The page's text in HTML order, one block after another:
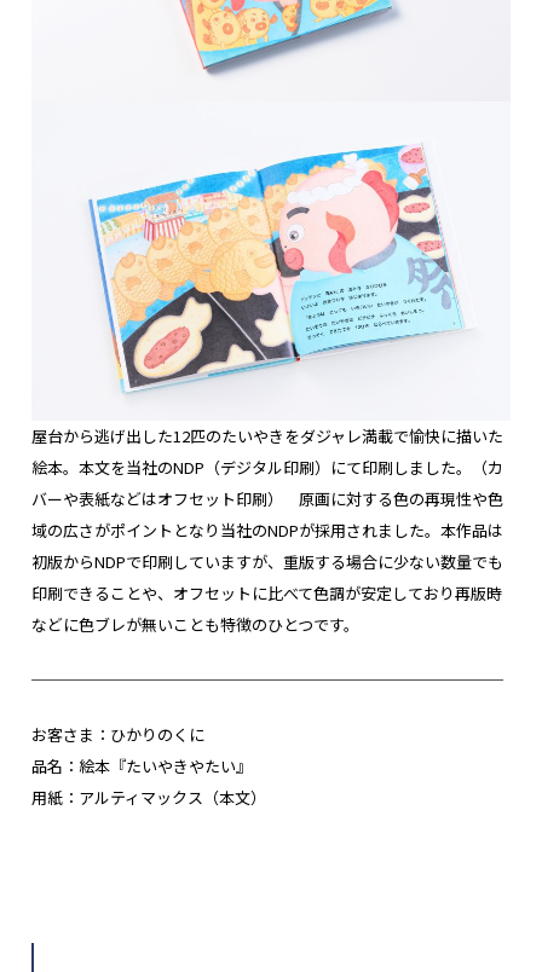
屋台から逃げ出した12匹のたいやきをダジャレ満載で愉快に描いた
絵本。本文を当社のNDP（デジタル印刷）にて印刷しました。（カ
バーや表紙などはオフセット印刷） 原画に対する色の再現性や色
域の広さがポイントとなり当社のNDPが採用されました。本作品は
初版からNDPで印刷していますが、重版する場合に少ない数量でも
印刷できることや、オフセットに比べて色調が安定しており再版時
などに色ブレが無いことも特徴のひとつです。
──────────────────────────────
お客さま：ひかりのくに
品名：絵本『たいやきやたい』
用紙：アルティマックス（本文）